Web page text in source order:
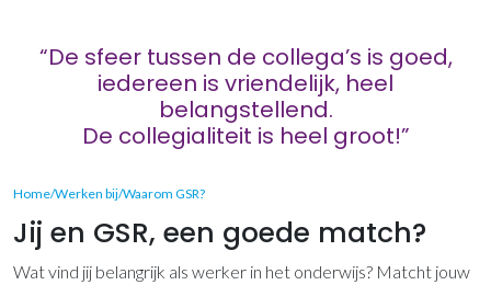
“De sfeer tussen de collega’s is goed,
iedereen is vriendelijk, heel
belangstellend.
De collegialiteit is heel groot!”
U
bent
hier:
Home/Werken bij/Waarom GSR?
Jij en GSR, een goede match?
Wat vind jij belangrijk als werker in het onderwijs? Matcht jouw